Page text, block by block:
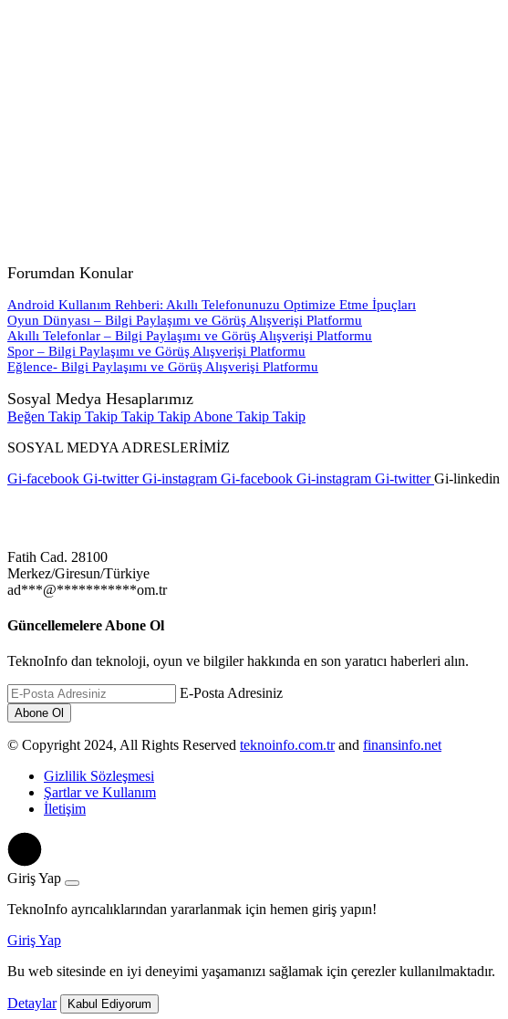
Forumdan Konular
Android Kullanım Rehberi: Akıllı Telefonunuzu Optimize Etme İpuçları
Oyun Dünyası – Bilgi Paylaşımı ve Görüş Alışverişi Platformu
Akıllı Telefonlar – Bilgi Paylaşımı ve Görüş Alışverişi Platformu
Spor – Bilgi Paylaşımı ve Görüş Alışverişi Platformu
Eğlence- Bilgi Paylaşımı ve Görüş Alışverişi Platformu
Sosyal Medya Hesaplarımız
Beğen Takip Takip Takip Takip Abone Takip Takip
SOSYAL MEDYA ADRESLERİMİZ
Gi-facebook Gi-twitter Gi-instagram Gi-facebook Gi-instagram Gi-twitter Gi-linkedin
Fatih Cad. 28100
Merkez/Giresun/Türkiye
ad***@***********om.tr
Güncellemelere Abone Ol
TeknoInfo dan teknoloji, oyun ve bilgiler hakkında en son yaratıcı haberleri alın.
E-Posta Adresiniz
© Copyright 2024, All Rights Reserved teknoinfo.com.trand finansinfo.net
Gizlilik Sözleşmesi
Şartlar ve Kullanım
İletişim
Giriş Yap
TeknoInfo ayrıcalıklarından yararlanmak için hemen giriş yapın!
Giriş Yap
Bu web sitesinde en iyi deneyimi yaşamanızı sağlamak için çerezler kullanılmaktadır.
Detaylar Kabul Ediyorum